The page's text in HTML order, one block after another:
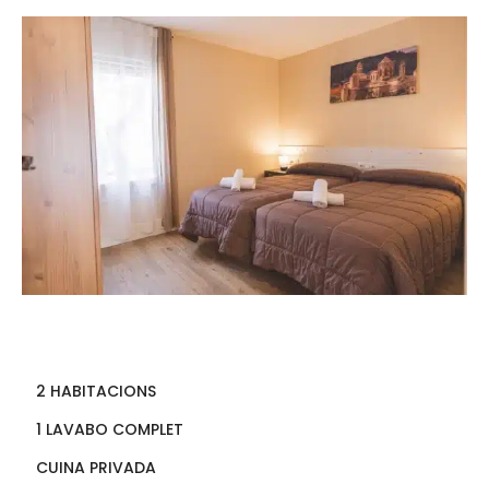
2 HABITACIONS
1 LAVABO COMPLET
CUINA PRIVADA